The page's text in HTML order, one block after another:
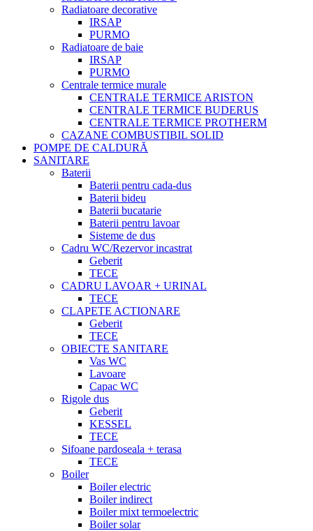
Radiatoare decorative
IRSAP
PURMO
Radiatoare de baie
IRSAP
PURMO
Centrale termice murale
CENTRALE TERMICE ARISTON
CENTRALE TERMICE BUDERUS
CENTRALE TERMICE PROTHERM
CAZANE COMBUSTIBIL SOLID
POMPE DE CALDURĂ
SANITARE
Baterii
Baterii pentru cada-dus
Baterii bideu
Baterii bucatarie
Baterii pentru lavoar
Sisteme de dus
Cadru WC/Rezervor incastrat
Geberit
TECE
CADRU LAVOAR + URINAL
TECE
CLAPETE ACTIONARE
Geberit
TECE
OBIECTE SANITARE
Vas WC
Lavoare
Capac WC
Rigole dus
Geberit
KESSEL
TECE
Sifoane pardoseala + terasa
TECE
Boiler
Boiler electric
Boiler indirect
Boiler mixt termoelectric
Boiler solar